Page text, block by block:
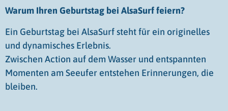
Warum Ihren Geburtstag bei AlsaSurf feiern?
Ein Geburtstag bei AlsaSurf steht für ein originelles
und dynamisches Erlebnis.
Zwischen Action auf dem Wasser und entspannten
Momenten am Seeufer entstehen Erinnerungen, die
bleiben.